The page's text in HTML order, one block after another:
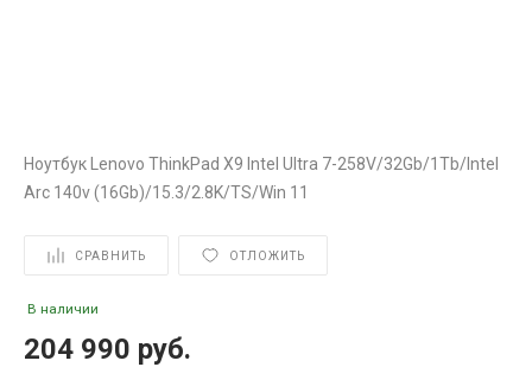
Ноутбук Lenovo ThinkPad X9 Intel Ultra 7-258V/32Gb/1Tb/Intel
Arc 140v (16Gb)/15.3/2.8K/TS/Win 11
СРАВНИТЬ ОТЛОЖИТЬ
В наличии
204 990 руб.